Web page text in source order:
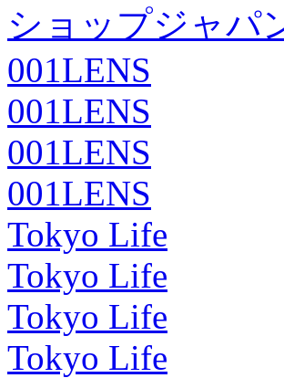
ショップジャパ
001LENS
001LENS
001LENS
001LENS
Tokyo Life
Tokyo Life
Tokyo Life
Tokyo Life